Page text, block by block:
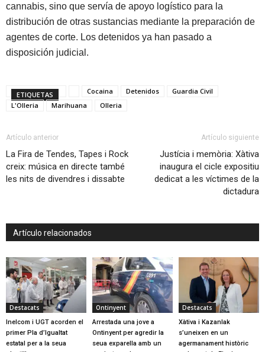
cannabis, sino que servía de apoyo logístico para la
distribución de otras sustancias mediante la preparación de
agentes de corte. Los detenidos ya han pasado a
disposición judicial.
ETIQUETAS Cocaina Detenidos
Guardia Civil
L'Olleria
Marihuana Olleria
Artículo anterior
La Fira de Tendes, Tapes i Rock
creix: música en directe també
les nits de divendres i dissabte
Artículo siguiente
Justícia i memòria: Xàtiva
inaugura el cicle expositiu
dedicat a les víctimes de la
dictadura
Artículo relacionados
Destacats
Inelcom i UGT acorden el
primer Pla d’Igualtat
estatal per a la seua
Ontinyent
Arrestada una jove a
Ontinyent per agredir la
seua exparella amb un
Destacats
Xàtiva i Kazanlak
s’uneixen en un
agermanament històric